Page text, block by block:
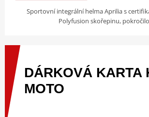
Sportovní integrální helma Aprilia s
Polyfusion skořepinu,
DÁRKOVÁ KARTA
MOTO